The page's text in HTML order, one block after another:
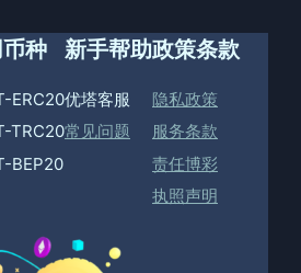
种
ERC20
TRC20
BEP20
新手帮助
优塔客服
常见问题
政策条款
隐私政策
服务条款
责任博彩
执照声明